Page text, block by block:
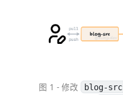
图 1 - 修改 blog-src